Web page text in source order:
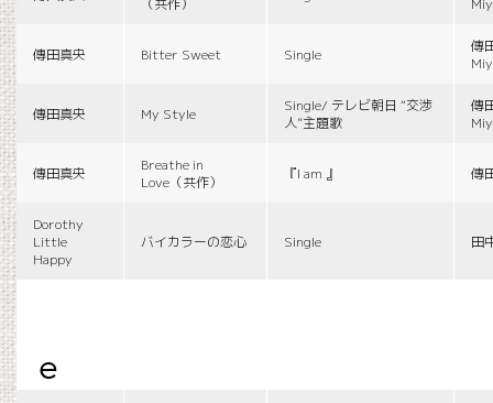
（共作）
傳田真央 Bitter Sweet Single
傳
傳田真央 My Style
Single/ テレビ朝日 “交渉
人”主題歌
傳
傳田真央
Breathe in
Love（共作）
『I am 』 傳
Dorothy
Little
Happy
バイカラーの恋心 Single 田
e